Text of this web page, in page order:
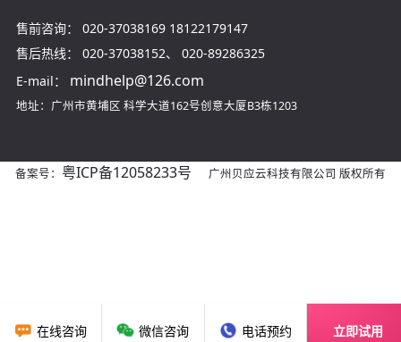
在线咨询 微信咨询 电话预约 立即试用
售前咨询： 020-37038169 18122179147
售后热线：
020-37038152、 020-89286325
E-mail：
mindhelp@126.com
地址：广州市黄埔区 科学大道162号创意大厦B3栋1203
备案号： 粤ICP备12058233号 广州贝应云科技有限公司 版权所有